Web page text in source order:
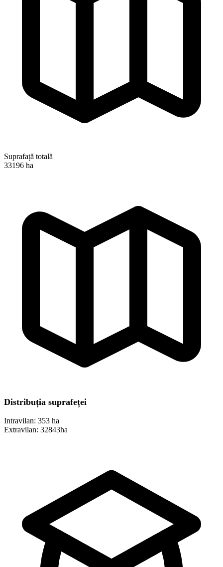
Suprafață totală
33196 ha
Distribuția suprafeței
Intravilan: 353 ha
Extravilan: 32843ha